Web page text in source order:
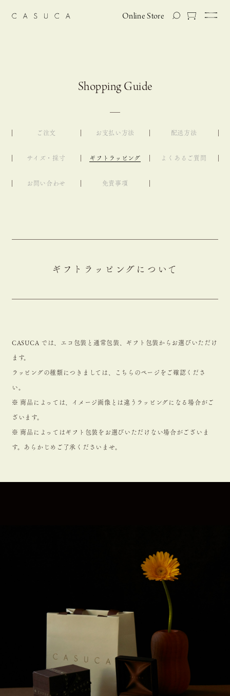
Online Store
Shopping Guide
ご注文 お支払い方法 配送方法
サイズ・採寸 ギフトラッピング よくあるご質問
お問い合わせ 免責事項
ギフトラッピングについて
CASUCA では、エコ包装と通常包装、ギフト包装からお選びいただけ
ます。
ラッピングの種類につきましては、 こちらのページ をご確認くださ
い。
※ 商品によっては、イメージ画像とは違うラッピングになる場合がご
ざいます。
※ 商品によってはギフト包装をお選びいただけない場合がございま
す。あらかじめご了承くださいませ。